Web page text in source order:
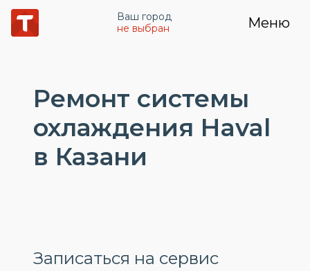
Ваш город
не выбран
Меню
Ремонт системы
охлаждения Haval
в Казани
Записаться на сервис